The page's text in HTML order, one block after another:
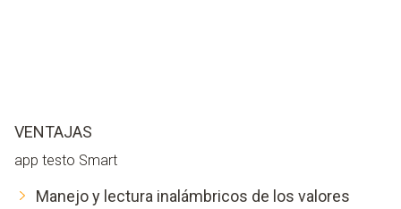
VENTAJAS
app testo Smart
Manejo y lectura inalámbricos de los valores